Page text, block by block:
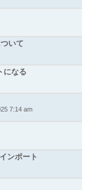
いて
になる
7:14 am
ンポート